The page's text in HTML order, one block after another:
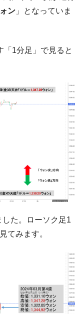
になって抗議活
常増加させる ⇒ 中
調」のウラで他業
して良くない。
総額3兆7,000億
干ばつ
世代駆逐艦
急進！ 日米の協調
で対前年同期比
が着韓！⇒ さっそ
勢力」のプラカー
ン 」となっていま
「1分足」で見ると
た。ローソク足1
てみます。